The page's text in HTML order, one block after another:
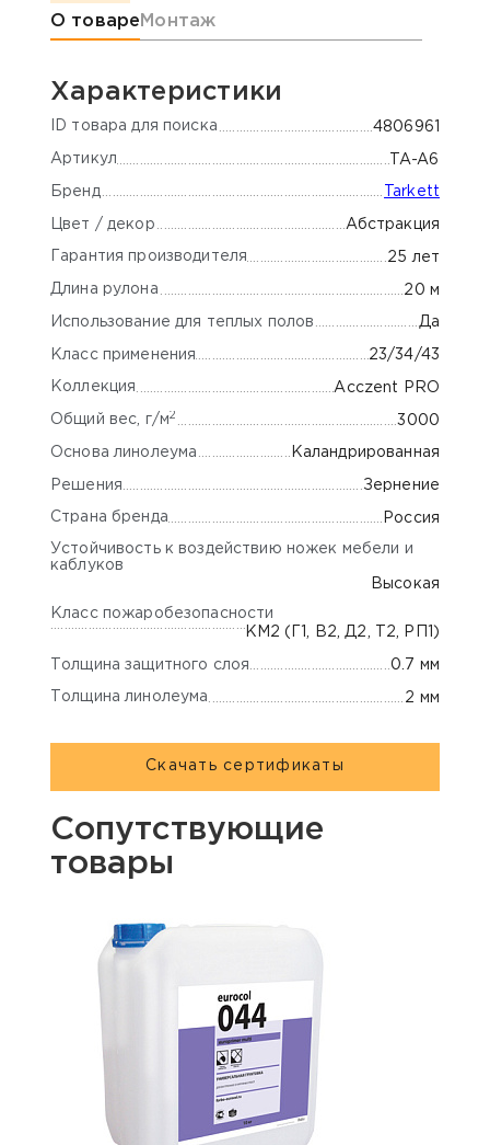
Информация о товаре
О товаре Монтаж
Характеристики
ID товара для поиска 4806961
Артикул TA-A6
Бренд Tarkett
Цвет / декор Абстракция
Гарантия производителя 25 лет
Длина рулона 20 м
Использование для теплых полов Да
Класс применения 23/34/43
Коллекция Acczent PRO
Общий вес, г/м2 3000
Основа линолеума Каландрированная
Решения Зернение
Страна бренда Россия
Устойчивость к воздействию ножек мебели и
каблуков
Высокая
Класс пожаробезопасности
КМ2 (Г1, В2, Д2, Т2, РП1)
Толщина защитного слоя 0.7 мм
Толщина линолеума 2 мм
Скачать сертификаты
Сопутствующие
товары